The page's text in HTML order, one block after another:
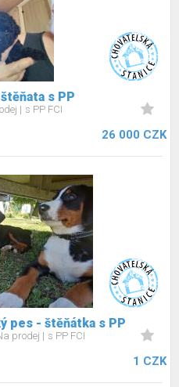
s PP
s PP FCI
26 000 CZK
pes - štěňátka s PP
prodej s PP FCI
1 CZK